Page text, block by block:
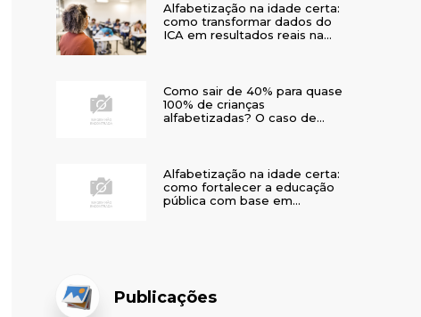
Alfabetização na idade certa:
como transformar dados do
ICA em resultados reais na
Como sair de 40% para quase
100% de crianças
alfabetizadas? O caso de
Alfabetização na idade certa:
como fortalecer a educação
pública com base em
Publicações